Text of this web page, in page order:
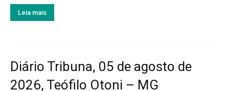
Leia mais
Diário Tribuna, 05 de agosto de
2026, Teófilo Otoni – MG